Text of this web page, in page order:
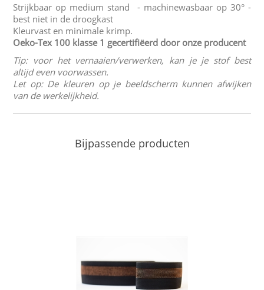
Strijkbaar op medium stand - machinewasbaar op 30° -
best niet in de droogkast
Kleurvast en minimale krimp.
Oeko-Tex 100 klasse 1 gecertifiëerd door onze producent
Tip: voor het vernaaien/verwerken, kan je je stof best
altijd even voorwassen.
Let op: De kleuren op je beeldscherm kunnen afwijken
van de werkelijkheid.
Bijpassende producten